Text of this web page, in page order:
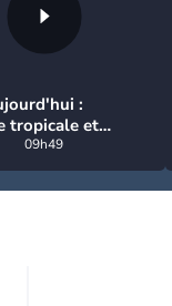
:
tropicale et
ce dimanche
09h49